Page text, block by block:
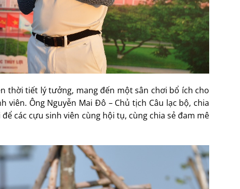
thời tiết lý tưởng, mang đến một sân chơi bổ ích cho
Ông Nguyễn Mai Đô – Chủ tịch Câu lạc bộ, chia
các cựu sinh viên cùng hội tụ, cùng chia sẻ đam mê